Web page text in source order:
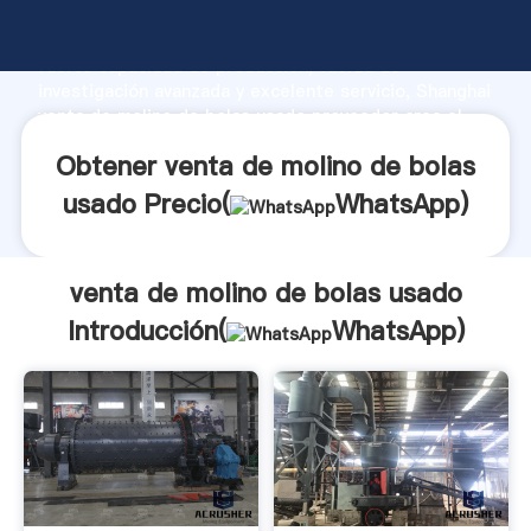
fuerte capacidad de producción, fuerza de
venta de molino de bolas usado proveedor crea el
Obtener venta de molino de bolas
usado Precio(
WhatsApp)
venta de molino de bolas usado
Introducción(
WhatsApp)